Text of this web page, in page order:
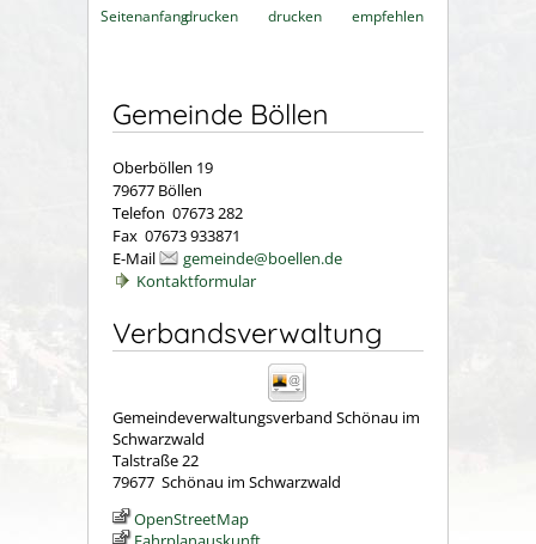
Seitenanfangdrucken
drucken
empfehlen
Gemeinde Böllen
Oberböllen 19
79677 Böllen
Telefon 07673 282
Fax 07673 933871
E-Mail
gemeinde@boellen.de
Kontaktformular
Verbandsverwaltung
Gemeindeverwaltungsverband Schönau im
Schwarzwald
Talstraße 22
79677 Schönau im Schwarzwald
OpenStreetMap